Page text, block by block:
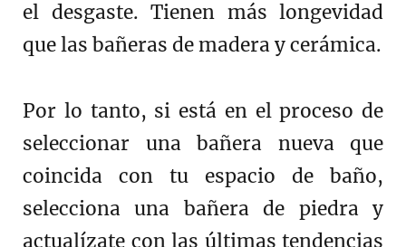
el desgaste. Tienen más longevidad
que las bañeras de madera y cerámica.
Por lo tanto, si está en el proceso de
seleccionar una bañera nueva que
coincida con tu espacio de baño,
selecciona una bañera de piedra y
actualízate con las últimas tendencias